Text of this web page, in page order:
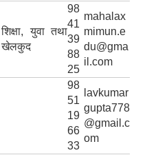
शिक्षा, युवा तथा
खेलकुद
98
41
39
88
25
mahalax
mimun.e
du@gma
il.com
98
51
19
66
33
lavkumar
gupta778
@gmail.c
om